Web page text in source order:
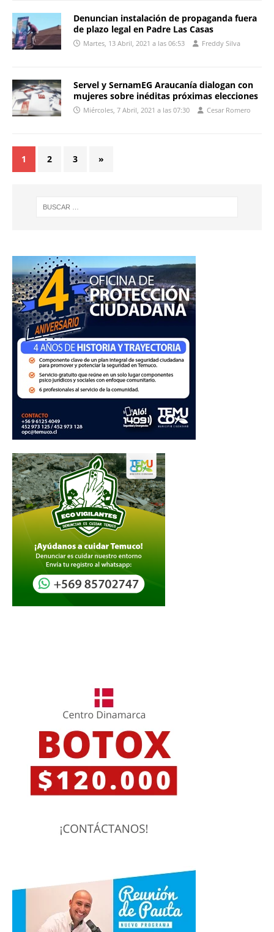
Denuncian instalación de propaganda fuera
de plazo legal en Padre Las Casas
Martes, 13 Abril, 2021 a las 06:53 Freddy Silva
Servel y SernamEG Araucanía dialogan con
mujeres sobre inéditas próximas elecciones
Miércoles, 7 Abril, 2021 a las 07:30 Cesar Romero
1 2 3 »